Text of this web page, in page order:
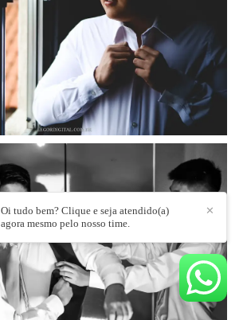
✕
Oi tudo bem? Clique e seja atendido(a)
agora mesmo pelo nosso time.